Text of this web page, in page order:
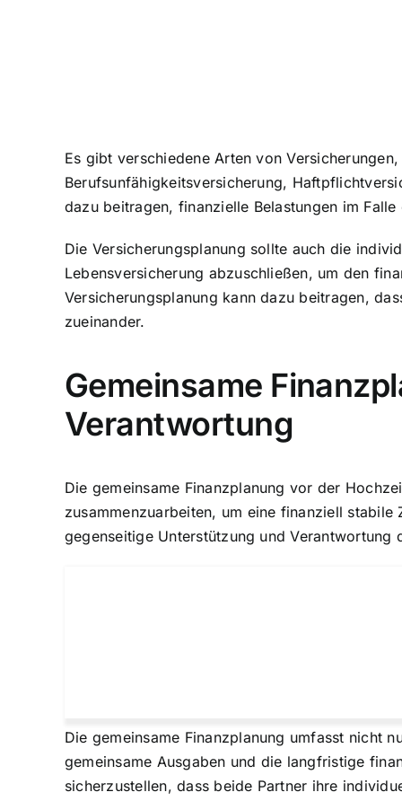
Es gibt verschiedene Arten von
Berufsunfähigkeitsversicherung,
dazu beitragen, finanzielle Belastungen im
Die Versicherungsplanung sollte auch die
Lebensversicherung abzuschließen, um den
Versicherungsplanung kann dazu beitragen,
zueinander.
Gemeinsame
Verantwortung
Die gemeinsame Finanzplanung vor der
zusammenzuarbeiten, um eine finanziell
gegenseitige Unterstützung und Verantwortung
Die gemeinsame Finanzplanung umfasst nicht
gemeinsame Ausgaben und die langfristige
sicherzustellen, dass beide Partner ihre